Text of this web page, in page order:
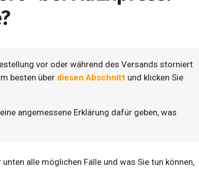
vor oder während des Versands storniert
besten über diesen Abschnitt und klicken Sie
angemessene Erklärung dafür geben, was
alle möglichen Fälle und was Sie tun können,